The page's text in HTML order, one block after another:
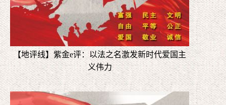
【地评线】紫金e评：以法之名激发新时代爱国主
义伟力